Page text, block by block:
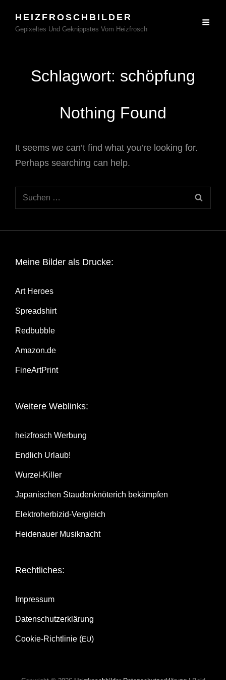
HEIZFROSCHBILDER
Gepixeltes Und Geknippstes Vom Heizfrosch
Schlagwort: schöpfung
Nothing Found
It seems we can’t find what you’re looking for.
Perhaps searching can help.
Search
for:
Mei­ne Bil­der als Drucke:
Art Heroes
Spread­shirt
Red­bubble
Amazon.de
Fine­Art­Print
Wei­te­re Weblinks:
heiz­frosch Werbung
End­lich Urlaub!
Wur­zel-Kil­ler
Japa­ni­schen Stau­den­knö­te­rich bekämpfen
Elek­tro­her­bi­zid-Ver­gleich
Hei­de­nau­er Musiknacht
Recht­li­ches:
Impres­sum
Daten­schutz­er­klä­rung
Coo­kie-Rich­t­­li­­nie (EU)